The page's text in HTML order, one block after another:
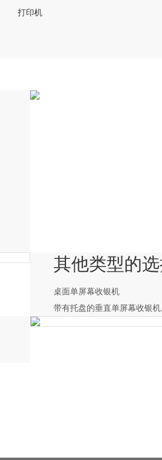
打印机
其他类型的
桌面单屏幕收银机
带有托盘的垂直单屏幕收银